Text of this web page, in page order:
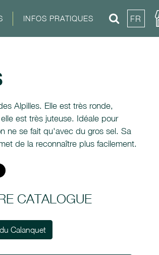
INFOS PRATIQUES FR
Alpilles. Elle est très ronde,
est très juteuse. Idéale pour
ne se fait qu'avec du gros sel. Sa
de la reconnaître plus facilement.
CATALOGUE
Calanquet